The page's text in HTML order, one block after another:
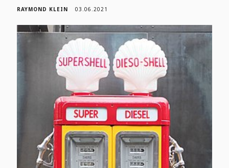
RAYMOND KLEIN 03.06.2021